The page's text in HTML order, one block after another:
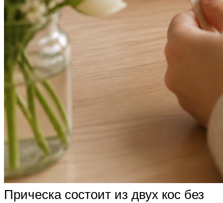
Прическа состоит из двух кос без